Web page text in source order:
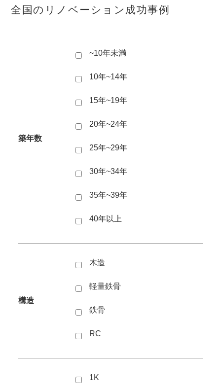
全国のリノベーション成功事例
築年数
~10年未満
10年~14年
15年~19年
20年~24年
25年~29年
30年~34年
35年~39年
40年以上
構造
木造
軽量鉄骨
鉄骨
RC
1K